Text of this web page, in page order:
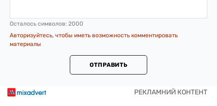
Осталось символов: 2000
Авторизуйтесь, чтобы иметь возможность комментировать
материалы
ОТПРАВИТЬ